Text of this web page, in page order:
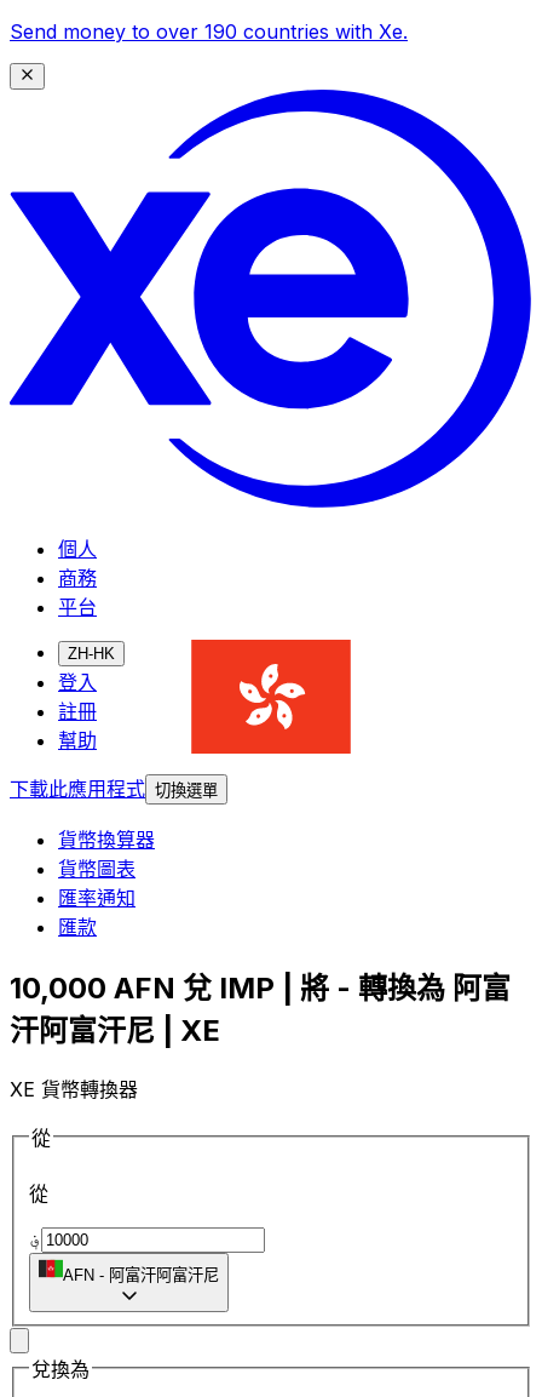
Send money to over 190 countries with Xe.
個人
商務
平台
ZH-HK
登入
註冊
幫助
下載此應用程式 切換選單
貨幣換算器
貨幣圖表
匯率通知
匯款
10,000 AFN 兌 IMP | 將 - 轉換為 阿富
汗阿富汗尼 | XE
XE 貨幣轉換器
從
從
؋
AFN - 阿富汗阿富汗尼
兌換為